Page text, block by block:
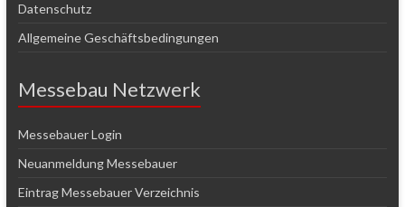
Datenschutz
Allgemeine Geschäftsbedingungen
Messebau Netzwerk
Messebauer Login
Neuanmeldung Messebauer
Eintrag Messebauer Verzeichnis